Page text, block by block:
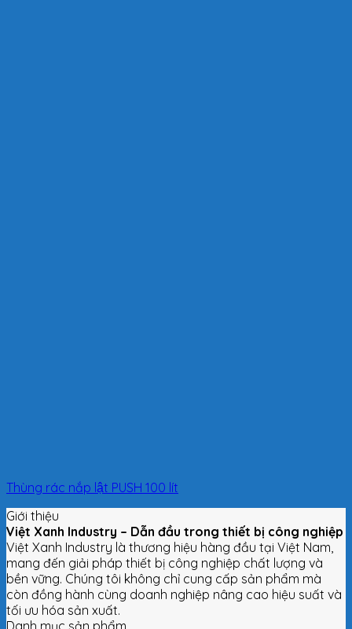
Thùng rác nắp lật PUSH 100 lít
Giới thiệu
Việt Xanh Industry – Dẫn đầu trong thiết bị công nghiệp
Việt Xanh Industry là thương hiệu hàng đầu tại Việt Nam,
mang đến giải pháp thiết bị công nghiệp chất lượng và
bền vững. Chúng tôi không chỉ cung cấp sản phẩm mà
còn đồng hành cùng doanh nghiệp nâng cao hiệu suất và
tối ưu hóa sản xuất.